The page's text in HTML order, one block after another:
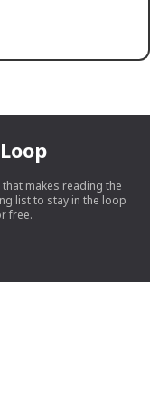
makes reading the
list to stay in the loop
free.